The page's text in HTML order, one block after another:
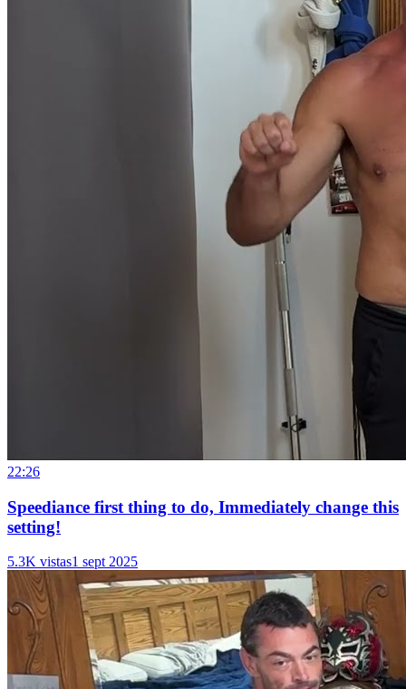
22:26
Speediance first thing to do, Immediately change this
setting!
5.3K vistas1 sept 2025